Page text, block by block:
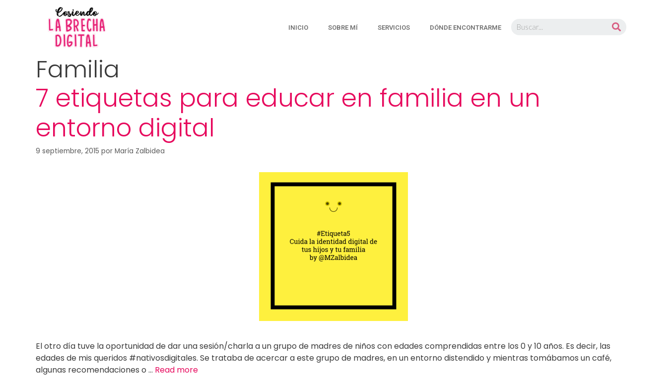
INICIO SOBRE MÍ SERVICIOS DÓNDE ENCONTRARME
Familia
7 etiquetas para educar en familia en un
entorno digital
9 septiembre, 2015 por María Zalbidea
El otro día tuve la oportunidad de dar una sesión/charla a un grupo de madres de niños con edades comprendidas entre los 0 y 10 años. Es decir, las
edades de mis queridos #nativosdigitales. Se trataba de acercar a este grupo de madres, en un entorno distendido y mientras tomábamos un café,
algunas recomendaciones o … Read more